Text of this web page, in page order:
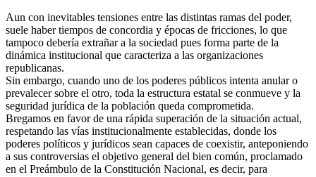
Aun con inevitables tensiones entre las distintas ramas del poder,
suele haber tiempos de concordia y épocas de fricciones, lo que
tampoco debería extrañar a la sociedad pues forma parte de la
dinámica institucional que caracteriza a las organizaciones
republicanas.
Sin embargo, cuando uno de los poderes públicos intenta anular o
prevalecer sobre el otro, toda la estructura estatal se conmueve y la
seguridad jurídica de la población queda comprometida.
Bregamos en favor de una rápida superación de la situación actual,
respetando las vías institucionalmente establecidas, donde los
poderes políticos y jurídicos sean capaces de coexistir, anteponiendo
a sus controversias el objetivo general del bien común, proclamado
en el Preámbulo de la Constitución Nacional, es decir, para